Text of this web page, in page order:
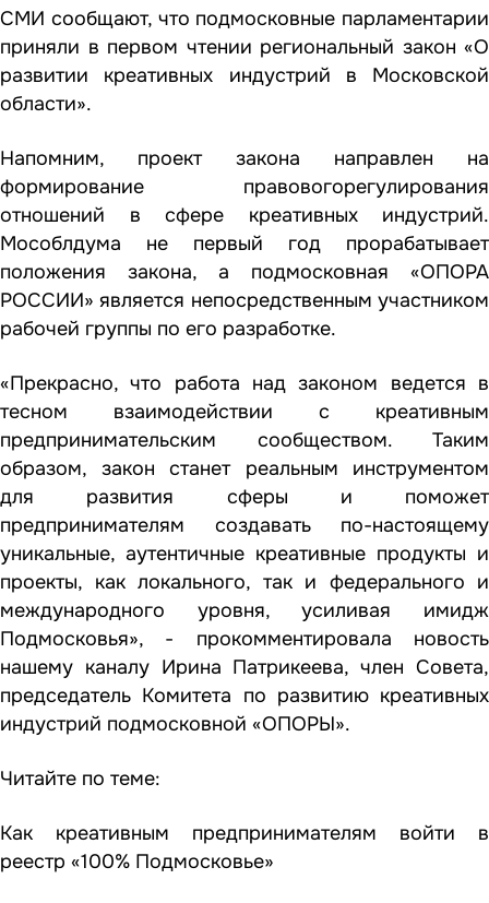
СМИ сообщают, что подмосковные парламентарии
приняли в первом чтении региональный закон «О
развитии креативных индустрий в Московской
области».
Напомним, проект закона направлен на
формирование правовогорегулирования
отношений в сфере креативных индустрий.
Мособлдума не первый год прорабатывает
положения закона, а подмосковная «ОПОРА
РОССИИ» является непосредственным участником
рабочей группы по его разработке.
«Прекрасно, что работа над законом ведется в
тесном взаимодействии с креативным
предпринимательским сообществом. Таким
образом, закон станет реальным инструментом
для развития сферы и поможет
предпринимателям создавать по-настоящему
уникальные, аутентичные креативные продукты и
проекты, как локального, так и федерального и
международного уровня, усиливая имидж
Подмосковья», - прокомментировала новость
нашему каналу Ирина Патрикеева, член Совета,
председатель Комитета по развитию креативных
индустрий подмосковной «ОПОРЫ».
Читайте по теме:
Как креативным предпринимателям войти в
реестр «100% Подмосковье»